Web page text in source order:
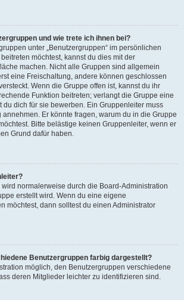
und wie trete ich ihnen bei?
unter „Benutzergruppen“ im persönlichen
möchtest, kannst du dies mit der
machen. Nicht alle Gruppen sind allgemein
eine Freischaltung, andere können geschlossen
Wenn die Gruppe offen ist, kannst du ihr
Funktion beitreten; verlangt die Gruppe eine
du dich für sie bewerben. Ein Gruppenleiter muss
Er könnte fragen, warum du in die Gruppe
Bitte belästige keinen Gruppenleiter, wenn er
Grund dafür haben.
normalerweise durch die Board-Administration
erstellt wird. Wenn du eine eigene
möchtest, dann solltest du einen Administrator
Benutzergruppen farbig dargestellt?
möglich, den Benutzergruppen verschiedene
deren Mitglieder leichter zu identifizieren sind.